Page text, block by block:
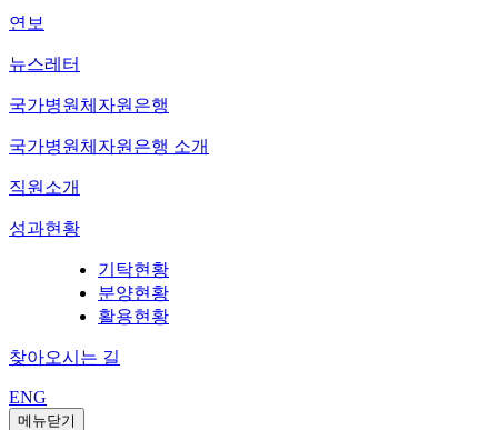
연보
뉴스레터
국가병원체자원은행
국가병원체자원은행 소개
직원소개
성과현황
기탁현황
분양현황
활용현황
찾아오시는 길
ENG
메뉴닫기